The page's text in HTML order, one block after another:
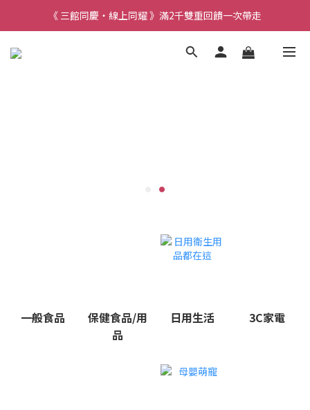
《 三館同慶・線上同耀 》滿2千雙重回饋一次帶走
一般食品
保健食品/用
品
日用生活 3C家電